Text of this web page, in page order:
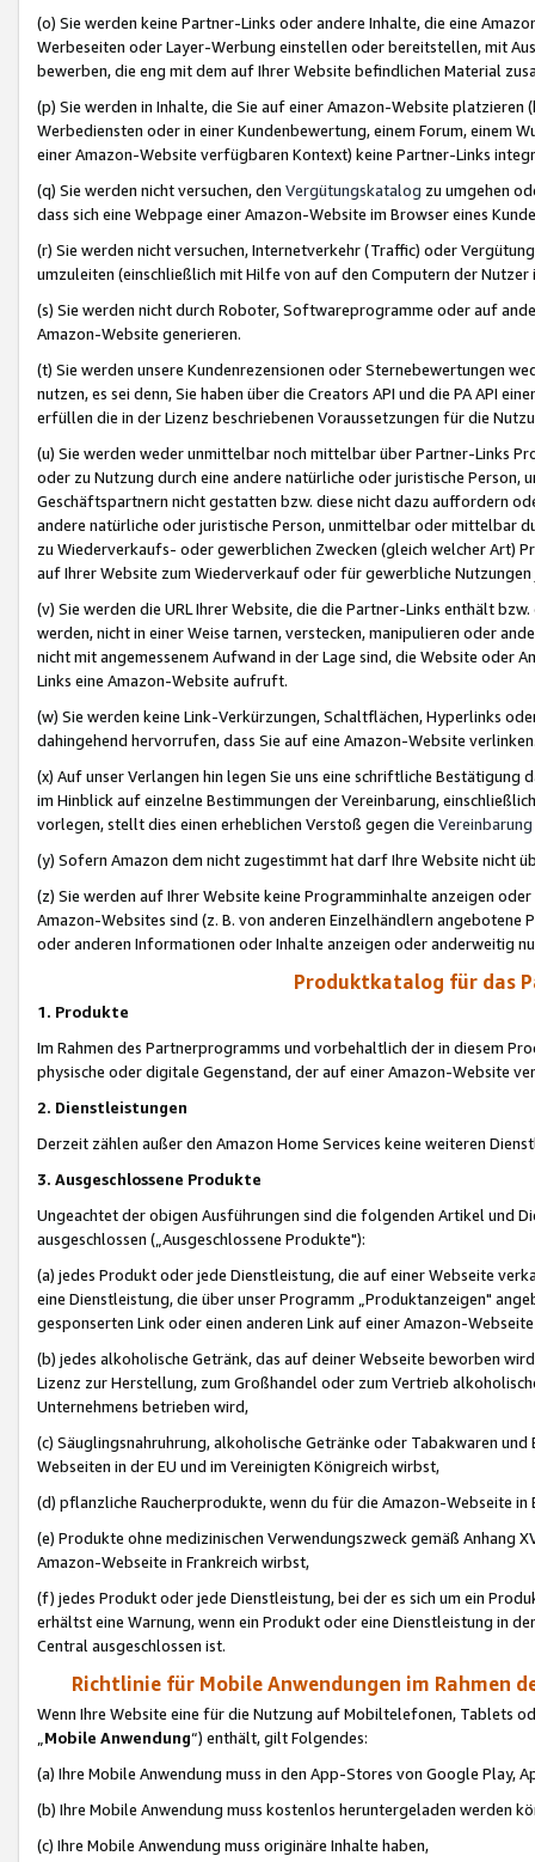
(o) Sie werden keine Partner-Links oder andere Inhalte, die eine
Werbeseiten oder Layer-Werbung einstellen oder bereitstellen, mit
bewerben, die eng mit dem auf Ihrer Website befindlichen Material
(p) Sie werden in Inhalte, die Sie auf einer Amazon-Website
Werbediensten oder in einer Kundenbewertung, einem Forum, einem
einer Amazon-Website verfügbaren Kontext) keine Partner-Links
(q) Sie werden nicht versuchen, den Vergütungskatalog zu umgehen
dass sich eine Webpage einer Amazon-Website im Browser eines
(r) Sie werden nicht versuchen, Internetverkehr (Traffic) oder
umzuleiten (einschließlich mit Hilfe von auf den Computern der
(s) Sie werden nicht durch Roboter, Softwareprogramme oder auf
Amazon-Website generieren.
(t) Sie werden unsere Kundenrezensionen oder Sternebewertungen
nutzen, es sei denn, Sie haben über die Creators API und die PA API
erfüllen die in der Lizenz beschriebenen Voraussetzungen für die
(u) Sie werden weder unmittelbar noch mittelbar über Partner-Links
oder zu Nutzung durch eine andere natürliche oder juristische
Geschäftspartnern nicht gestatten bzw. diese nicht dazu auffordern
andere natürliche oder juristische Person, unmittelbar oder mittelbar
zu Wiederverkaufs- oder gewerblichen Zwecken (gleich welcher Art)
auf Ihrer Website zum Wiederverkauf oder für gewerbliche
(v) Sie werden die URL Ihrer Website, die die Partner-Links enthält
werden, nicht in einer Weise tarnen, verstecken, manipulieren oder
nicht mit angemessenem Aufwand in der Lage sind, die Website oder
Links eine Amazon-Website aufruft.
(w) Sie werden keine Link-Verkürzungen, Schaltflächen, Hyperlinks
dahingehend hervorrufen, dass Sie auf eine Amazon-Website
(x) Auf unser Verlangen hin legen Sie uns eine schriftliche
im Hinblick auf einzelne Bestimmungen der Vereinbarung,
vorlegen, stellt dies einen erheblichen Verstoß gegen die Vereinbarung
(y) Sofern Amazon dem nicht zugestimmt hat darf Ihre Website nicht
(z) Sie werden auf Ihrer Website keine Programminhalte anzeigen
Amazon-Websites sind (z. B. von anderen Einzelhändlern
oder anderen Informationen oder Inhalte anzeigen oder anderweitig
Produktkatalog für das
1. Produkte
Im Rahmen des Partnerprogramms und vorbehaltlich der in diesem
physische oder digitale Gegenstand, der auf einer Amazon-Website
2. Dienstleistungen
Derzeit zählen außer den Amazon Home Services keine weiteren
3. Ausgeschlossene Produkte
Ungeachtet der obigen Ausführungen sind die folgenden Artikel und
ausgeschlossen („Ausgeschlossene Produkte"):
(a) jedes Produkt oder jede Dienstleistung, die auf einer Webseite
eine Dienstleistung, die über unser Programm „Produktanzeigen"
gesponserten Link oder einen anderen Link auf einer Amazon-
(b) jedes alkoholische Getränk, das auf deiner Webseite beworben
Lizenz zur Herstellung, zum Großhandel oder zum Vertrieb
Unternehmens betrieben wird,
(c) Säuglingsnahruhrung, alkoholische Getränke oder Tabakwaren
Webseiten in der EU und im Vereinigten Königreich wirbst,
(d) pflanzliche Raucherprodukte, wenn du für die Amazon-Webseite in
(e) Produkte ohne medizinischen Verwendungszweck gemäß Anhang
Amazon-Webseite in Frankreich wirbst,
(f) jedes Produkt oder jede Dienstleistung, bei der es sich um ein
erhältst eine Warnung, wenn ein Produkt oder eine Dienstleistung in
Central ausgeschlossen ist.
Richtlinie für Mobile Anwendungen im Rahmen
Wenn Ihre Website eine für die Nutzung auf Mobiltelefonen, Tablets
„Mobile Anwendung“) enthält, gilt Folgendes:
(a) Ihre Mobile Anwendung muss in den App-Stores von Google Play,
(b) Ihre Mobile Anwendung muss kostenlos heruntergeladen werden
(c) Ihre Mobile Anwendung muss originäre Inhalte haben,